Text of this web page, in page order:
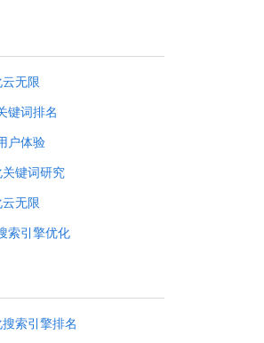
无限
键词排名
户体验
键词研究
无限
索引擎优化
索引擎排名